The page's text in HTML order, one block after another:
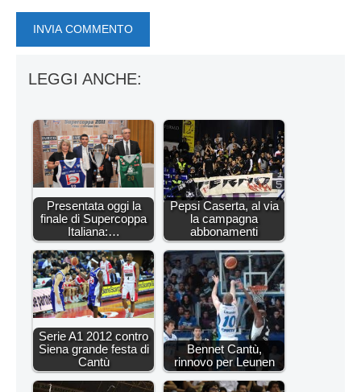
LEGGI ANCHE:
Presentata oggi la
finale di Supercoppa
Italiana:…
Pepsi Caserta, al via
la campagna
abbonamenti
Serie A1 2012 contro
Siena grande festa di
Cantù
Bennet Cantù,
rinnovo per Leunen